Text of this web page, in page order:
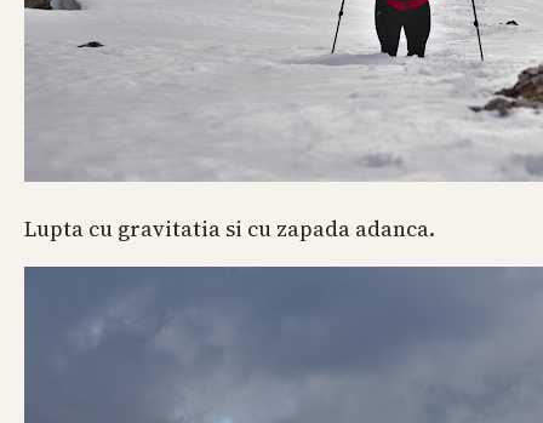
Lupta cu gravitatia si cu zapada adanca.